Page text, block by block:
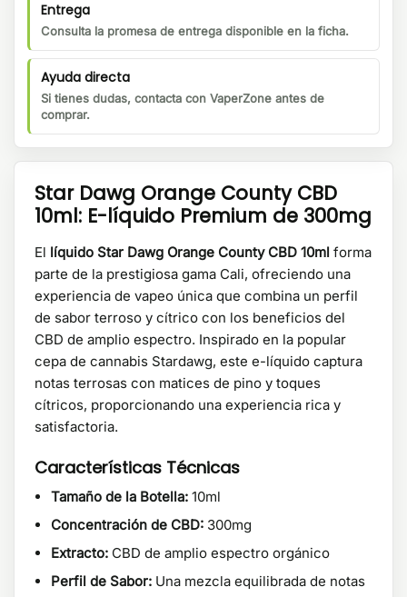
Entrega
Consulta la promesa de entrega disponible en la ficha.
Ayuda directa
Si tienes dudas, contacta con VaperZone antes de
comprar.
Star Dawg Orange County CBD
10ml: E-líquido Premium de 300mg
El líquido Star Dawg Orange County CBD 10ml forma
parte de la prestigiosa gama Cali, ofreciendo una
experiencia de vapeo única que combina un perfil
de sabor terroso y cítrico con los beneficios del
CBD de amplio espectro. Inspirado en la popular
cepa de cannabis Stardawg, este e-líquido captura
notas terrosas con matices de pino y toques
cítricos, proporcionando una experiencia rica y
satisfactoria.
Características Técnicas
Tamaño de la Botella: 10ml
Concentración de CBD: 300mg
Extracto: CBD de amplio espectro orgánico
Perfil de Sabor: Una mezcla equilibrada de notas